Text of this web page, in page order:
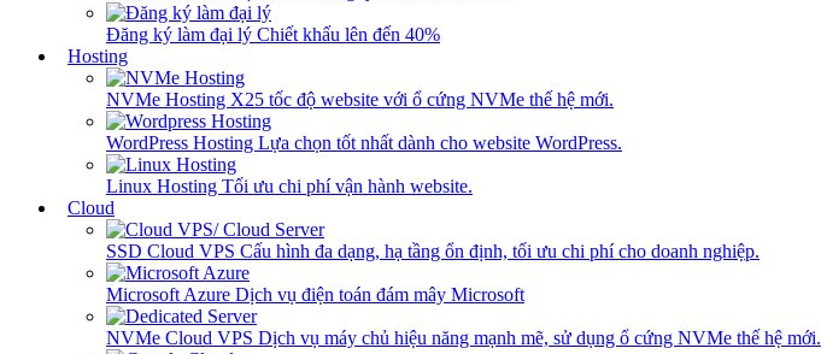
Đăng ký làm đại lý Chiết khấu lên đến 40%
Hosting
NVMe Hosting X25 tốc độ website với ổ cứng NVMe thế hệ mới.
WordPress Hosting Lựa chọn tốt nhất dành cho website WordPress.
Linux Hosting Tối ưu chi phí vận hành website.
Cloud
SSD Cloud VPS Cấu hình đa dạng, hạ tầng ổn định, tối ưu chi phí cho doanh nghiệp.
Microsoft Azure Dịch vụ điện toán đám mây Microsoft
NVMe Cloud VPS Dịch vụ máy chủ hiệu năng mạnh mẽ, sử dụng ổ cứng NVMe thế hệ mới.